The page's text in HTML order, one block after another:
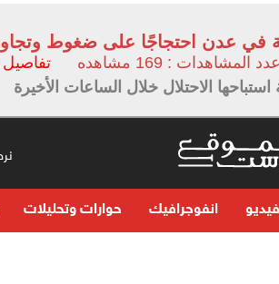
في عدن احتجاجًا على ضغوط
عدد المشاهدات : 169 مشاهده تفاصيل